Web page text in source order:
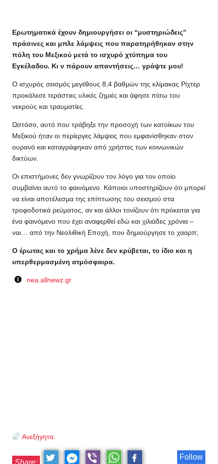
Ερωτηματικά έχουν δημιουργήσει οι “μυστηριώδεις”
πράσινες και μπλε λάμψεις που παρατηρήθηκαν στην
πόλη του Μεξικού μετά το ισχυρό χτύπημα του
Εγκέλαδου. Κι ν πάρουν απαντήσεις… γράψτε μου!
Ο ισχυρός σεισμός μεγέθους 8,4 βαθμών της κλίμακας Ρίχτερ
προκάλεσε τεράστιες υλικές ζημιές και άφησε πίσω του
νεκρούς και τραυματίες.
Ωστόσο, αυτό που τράβηξε την προσοχή των κατοίκων του
Μεξικού ήταν οι περίεργες λάμψεις που εμφανίσθηκαν στον
ουρανό και καταγράφηκαν από χρήστες των κοινωνικών
δικτύων.
Οι επιστήμονες δεν γνωρίζουν τον λόγο για τον οποίο
συμβαίνει αυτό το φαινόμενο. Κάποιοι υποστηρίζουν ότι μπορεί
να είναι αποτέλεσμα της επίπτωσης του σεισμού στα
τροφοδοτικά ρεύματος, αν και άλλοι τονίζουν ότι πρόκειται για
ένα φαινόμενο που έχει αναφερθεί εδώ και χιλιάδες χρόνια –
ναι… από την Νεολιθική Εποχή, που δημιούργησε το χααρπ;
Ο έρωτας και το χρήμα λένε δεν κρύβεται, το ίδιο και η
υπερθερμασμένη ατμόσφαιρα.
nea.allnewz.gr
Ανεξήγητα.
Follow
Share: